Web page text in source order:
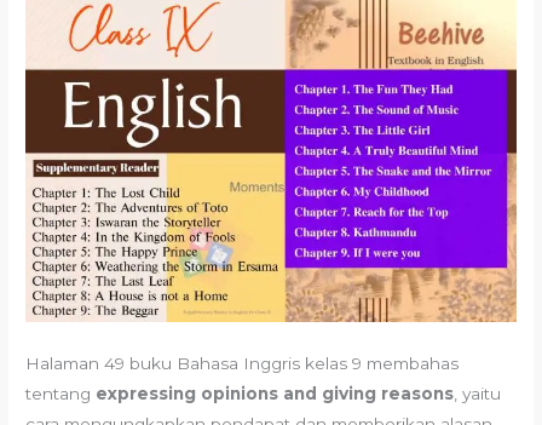
Halaman 49 buku Bahasa Inggris kelas 9 membahas
tentang expressing opinions and giving reasons , yaitu